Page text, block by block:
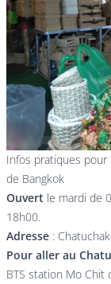
Infos pratiques
de Bangkok
Ouvert le mardi de
18h00.
Adresse :
Pour aller au
BTS station Mo Chit